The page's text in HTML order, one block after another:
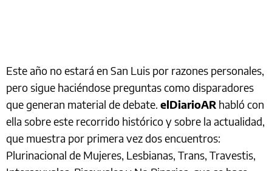
Este año no estará en San Luis por razones personales,
pero sigue haciéndose preguntas como disparadores
que generan material de debate. elDiarioAR habló con
ella sobre este recorrido histórico y sobre la actualidad,
que muestra por primera vez dos encuentros:
Plurinacional de Mujeres, Lesbianas, Trans, Travestis,